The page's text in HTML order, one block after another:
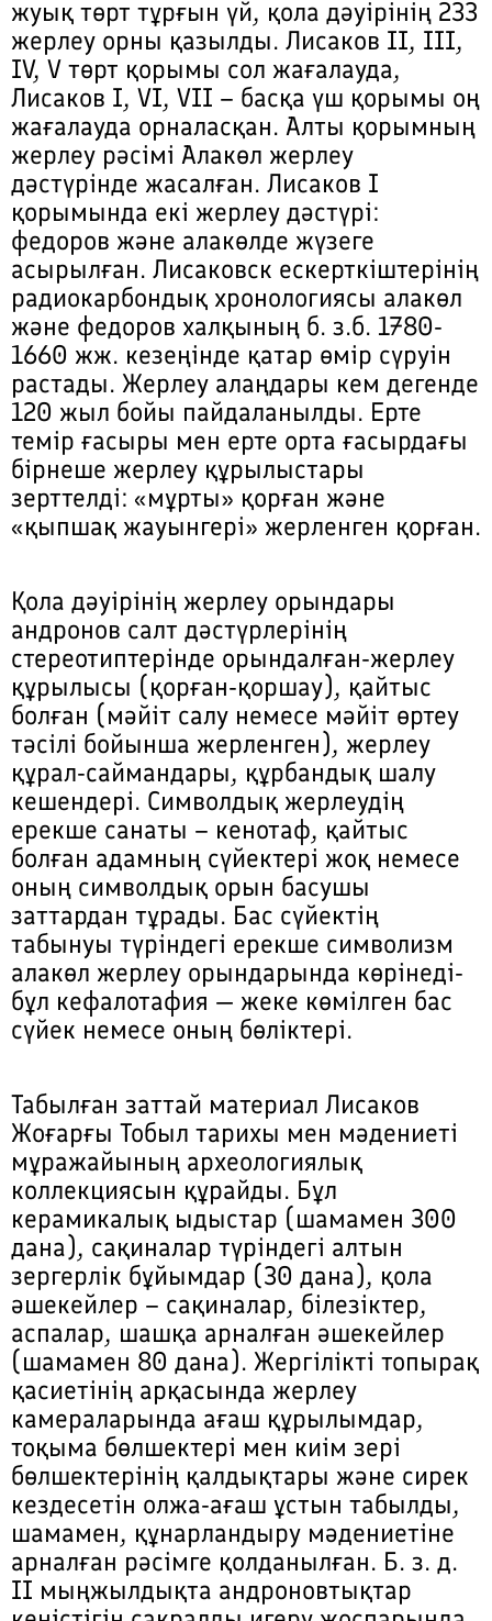
жуық төрт тұрғын үй, қола дәуірінің 233
жерлеу орны қазылды. Лисаков II, III,
IV, V төрт қорымы сол жағалауда,
Лисаков I, VI, VII – басқа үш қорымы оң
жағалауда орналасқан. Алты қорымның
жерлеу рәсімі Алакөл жерлеу
дәстүрінде жасалған. Лисаков I
қорымында екі жерлеу дәстүрі:
федоров және алакөлде жүзеге
асырылған. Лисаковск ескерткіштерінің
радиокарбондық хронологиясы алакөл
және федоров халқының б. з.б. 1780-
1660 жж. кезеңінде қатар өмір сүруін
растады. Жерлеу алаңдары кем дегенде
120 жыл бойы пайдаланылды. Ерте
темір ғасыры мен ерте орта ғасырдағы
бірнеше жерлеу құрылыстары
зерттелді: «мұрты» қорған және
«қыпшақ жауынгері» жерленген қорған.
Қола дәуірінің жерлеу орындары
андронов салт дәстүрлерінің
стереотиптерінде орындалған-жерлеу
құрылысы (қорған-қоршау), қайтыс
болған (мәйіт салу немесе мәйіт өртеу
тәсілі бойынша жерленген), жерлеу
құрал-саймандары, құрбандық шалу
кешендері. Символдық жерлеудің
ерекше санаты – кенотаф, қайтыс
болған адамның сүйектері жоқ немесе
оның символдық орын басушы
заттардан тұрады. Бас сүйектің
табынуы түріндегі ерекше символизм
алакөл жерлеу орындарында көрінеді-
бұл кефалотафия — жеке көмілген бас
сүйек немесе оның бөліктері.
Табылған заттай материал Лисаков
Жоғарғы Тобыл тарихы мен мәдениеті
мұражайының археологиялық
коллекциясын құрайды. Бұл
керамикалық ыдыстар (шамамен 300
дана), сақиналар түріндегі алтын
зергерлік бұйымдар (30 дана), қола
әшекейлер – сақиналар, білезіктер,
аспалар, шашқа арналған әшекейлер
(шамамен 80 дана). Жергілікті топырақ
қасиетінің арқасында жерлеу
камераларында ағаш құрылымдар,
тоқыма бөлшектері мен киім зері
бөлшектерінің қалдықтары және сирек
кездесетін олжа-ағаш ұстын табылды,
шамамен, құнарландыру мәдениетіне
арналған рәсімге қолданылған. Б. з. д.
ІІ мыңжылдықта андроновтықтар